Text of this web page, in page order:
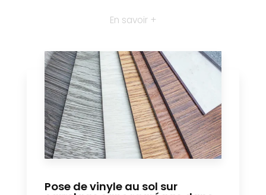
En savoir +
Pose de vinyle au sol sur